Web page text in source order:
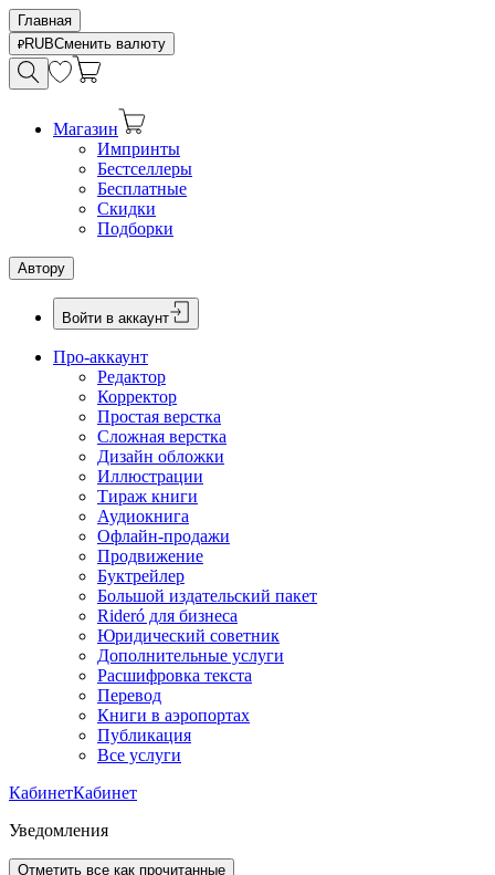
Главная
RUBСменить валюту
Магазин
Импринты
Бестселлеры
Бесплатные
Скидки
Подборки
Автору
Войти в аккаунт
Про-аккаунт
Редактор
Корректор
Простая верстка
Сложная верстка
Дизайн обложки
Иллюстрации
Тираж книги
Аудиокнига
Офлайн-продажи
Продвижение
Буктрейлер
Большой издательский пакет
Rideró для бизнеса
Юридический советник
Дополнительные услуги
Расшифровка текста
Перевод
Книги в аэропортах
Публикация
Все услуги
КабинетКабинет
Уведомления
Отметить все как прочитанные